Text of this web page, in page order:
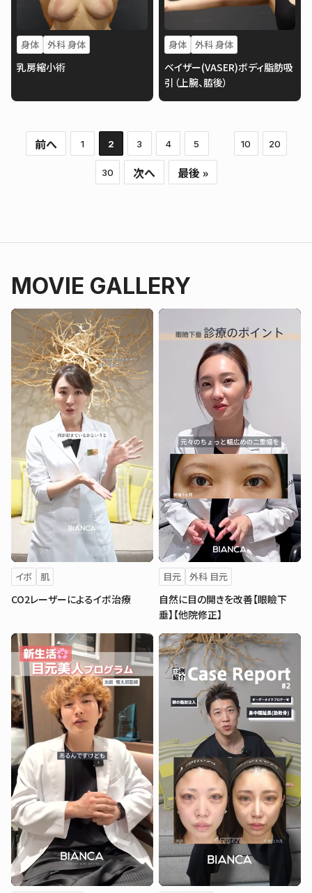
身体 外科 身体
乳房縮小術
身体 外科 身体
ベイザー(VASER)ボディ脂肪吸
引（上腕、脇後）
前へ 1 2 3 4 5 10 20
30 次へ 最後 »
MOVIE GALLERY
イボ 肌
CO2レーザーによるイボ治療
目元 外科 目元
自然に目の開きを改善【眼瞼下
垂】【他院修正】